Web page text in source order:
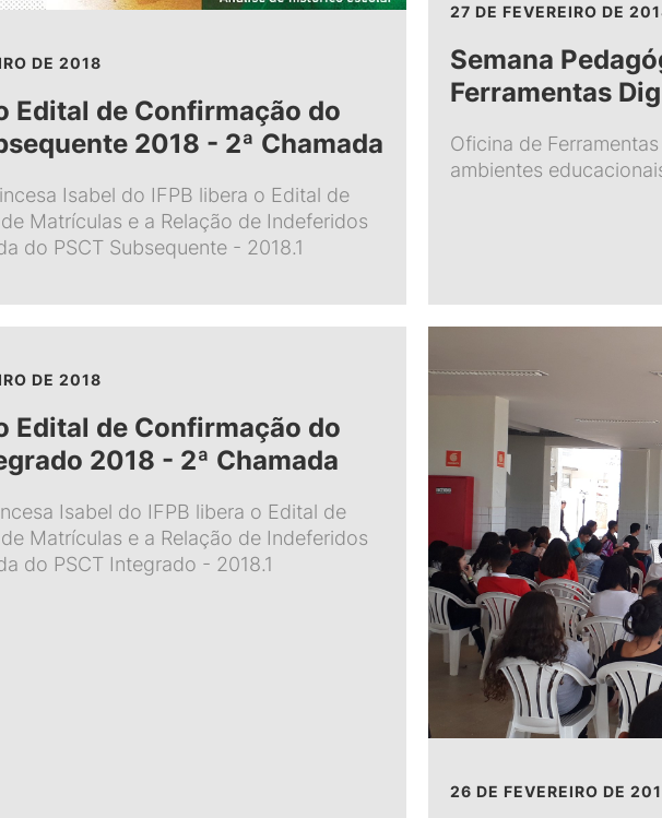
DE 2018
Edital de Confirmação do
2018 - 2ª Chamada
Isabel do IFPB libera o Edital de
Matrículas e a Relação de Indeferidos
do PSCT Subsequente - 2018.1
27 DE FEVEREIRO DE
Semana
Ferramentas
Oficina de
ambientes
DE 2018
Edital de Confirmação do
2018 - 2ª Chamada
Isabel do IFPB libera o Edital de
Matrículas e a Relação de Indeferidos
do PSCT Integrado - 2018.1
26 DE FEVEREIRO DE